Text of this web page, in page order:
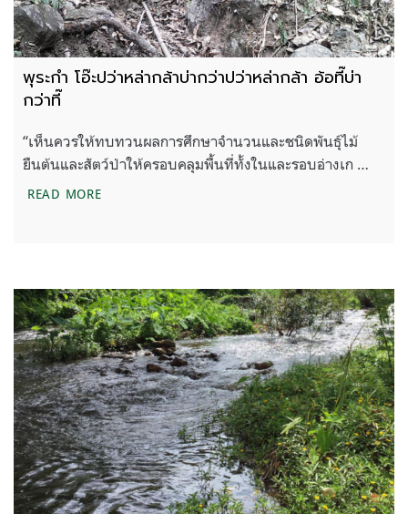
พุระกำ โอ๊ะปว่าหล่ากล้าบ่ากว่าปว่าหล่ากล้า อ้อที๊บ่า
กว่าที๊
“เห็นควรให้ทบทวนผลการศึกษาจำนวนและชนิดพันธุ์ไม้
ยืนต้นและสัตว์ป่าให้ครอบคลุมพื้นที่ทั้งในและรอบอ่างเก …
READ MOREพุระกำ โอ๊ะปว่าหล่ากล้าบ่ากว่าปว่าหล่ากล้า อ้อที๊บ่ากว่